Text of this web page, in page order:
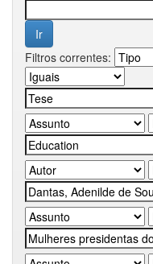
Filtros correntes: